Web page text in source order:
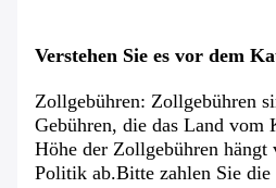
Verstehen Sie es vor dem
Zollgebühren: Zollgebühren
Gebühren, die das Land vom
Höhe der Zollgebühren hängt
Politik ab.Bitte zahlen Sie die